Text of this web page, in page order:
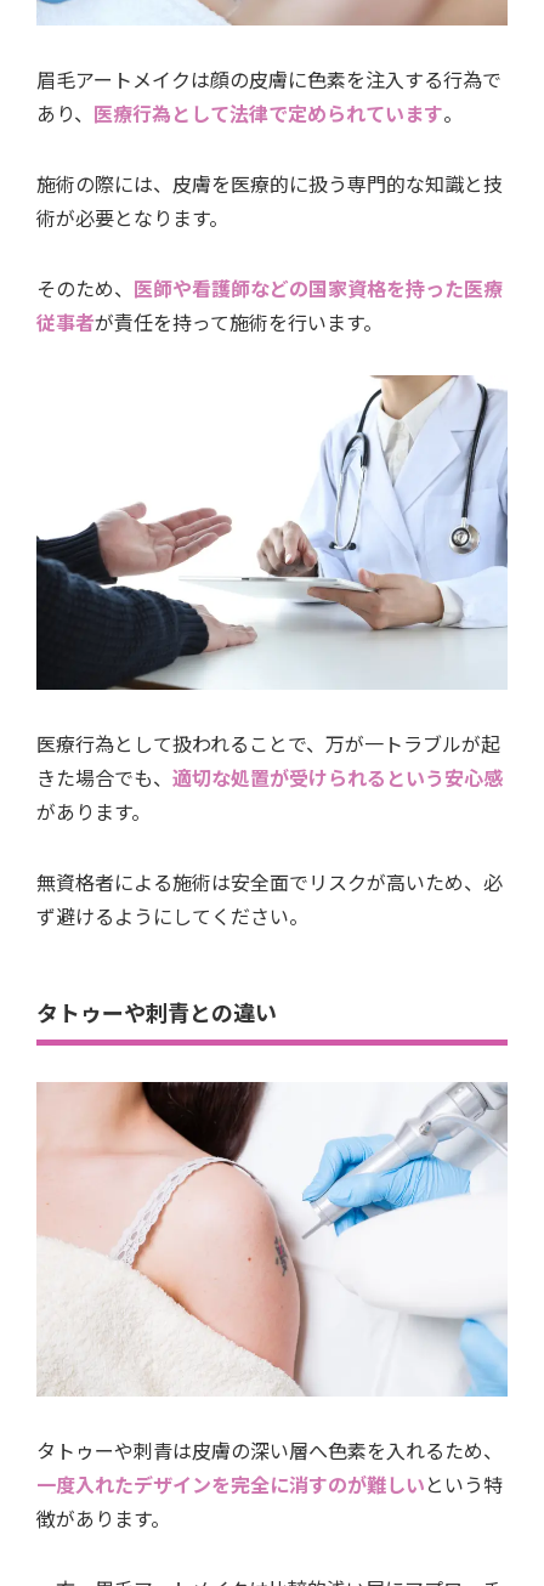
眉毛アートメイクは顔の皮膚に色素を注入する行為で
あり、 医療行為として法律で定められています。
施術の際には、皮膚を医療的に扱う専門的な知識と技
術が必要となります。
そのため、 医師や看護師などの国家資格を持った医療
従事者が責任を持って施術を行います。
医療行為として扱われることで、万が一トラブルが起
きた場合でも、 適切な処置が受けられるという安心感
があります。
無資格者による施術は安全面でリスクが高いため、必
ず避けるようにしてください。
タトゥーや刺青との違い
タトゥーや刺青は皮膚の深い層へ色素を入れるため、
一度入れたデザインを完全に消すのが難しいという特
徴があります。